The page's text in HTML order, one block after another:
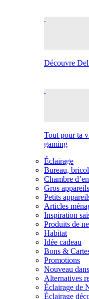
Découvre
Tout pour ta
gaming
Éclairage
Bureau,
Chambre
Gros
Petits
Articles
Inspiration
Produits de
Habitat
Idée cadeau
Bons &
Promotions
Nouveau
Alternatives
Éclairage de
Éclairage